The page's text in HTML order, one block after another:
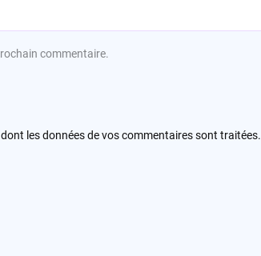
commentaire.
les données de vos commentaires sont traitées.